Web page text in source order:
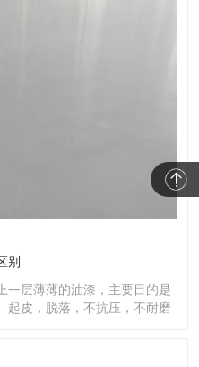
别
一层薄薄的油漆，主要目的是
起皮，脱落，不抗压，不耐磨